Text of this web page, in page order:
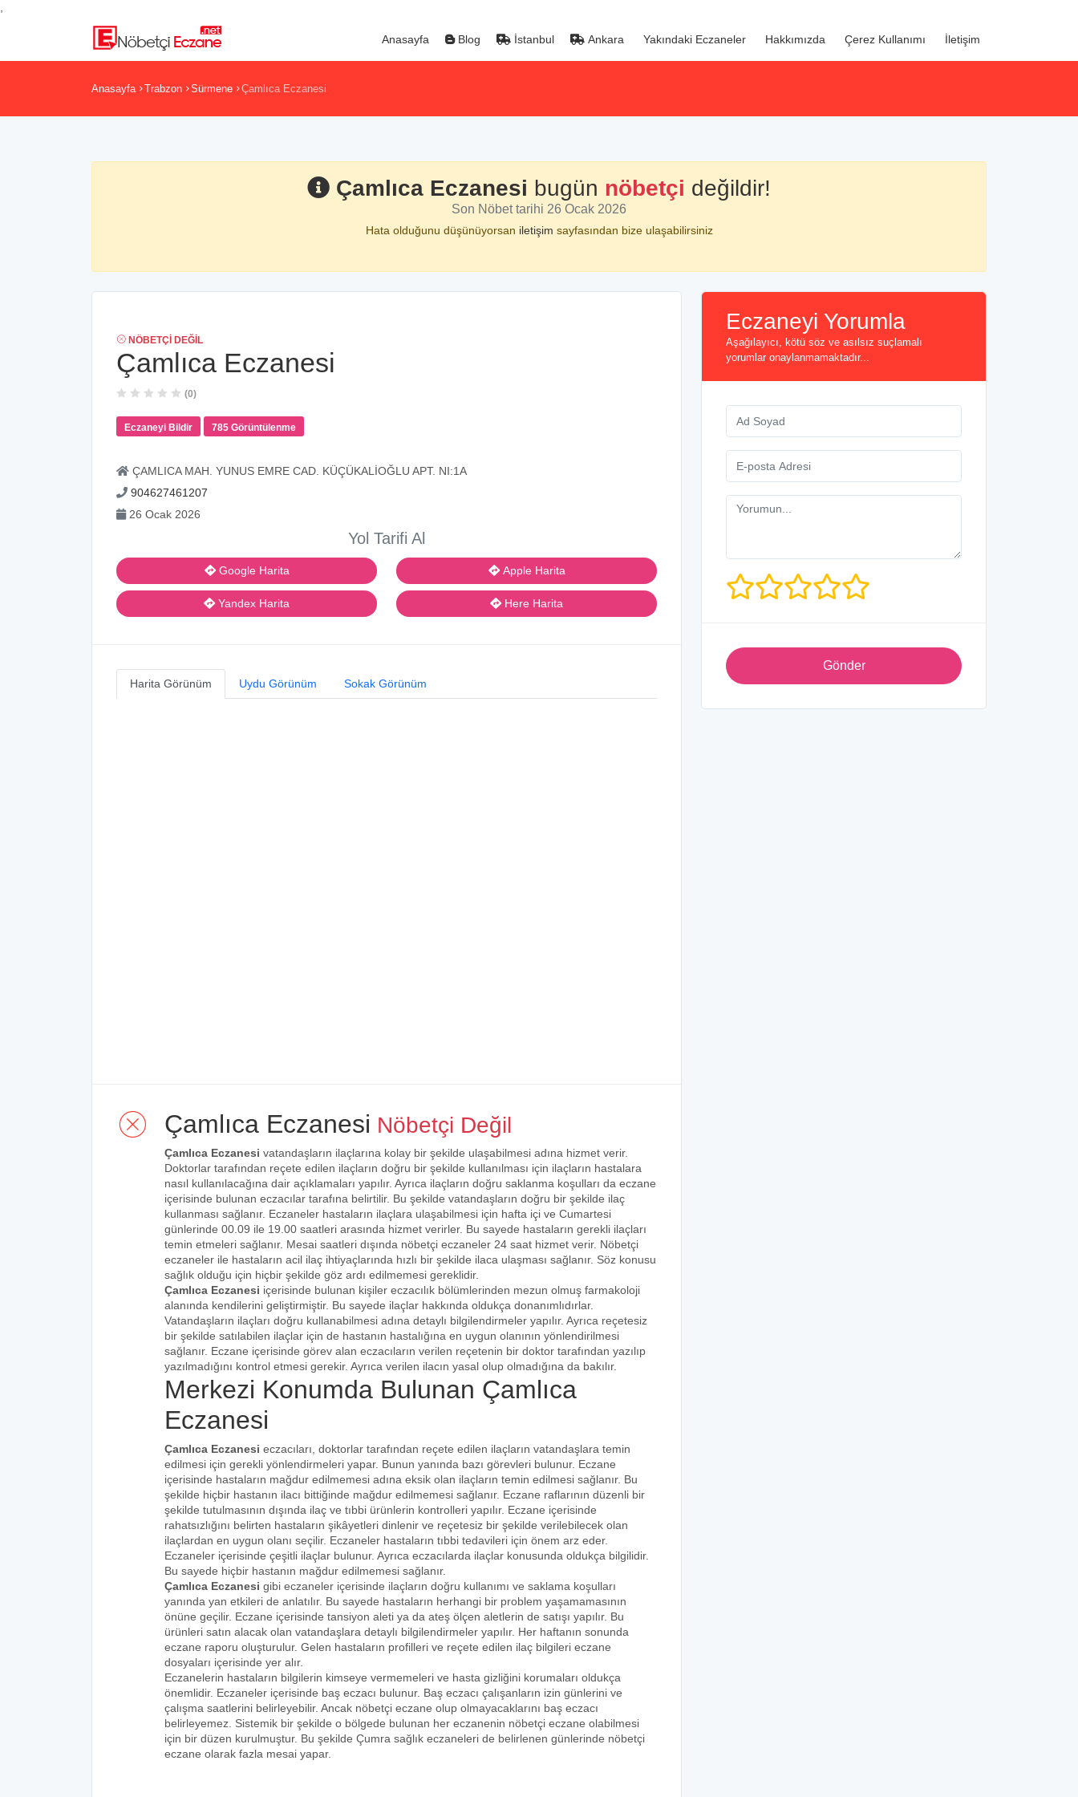
Anasayfa Blog İstanbul Ankara Yakındaki Eczaneler Hakkımızda Çerez Kullanımı İletişim
Anasayfa Trabzon Sürmene Çamlıca Eczanesi
Çamlıca Eczanesi bugün nöbetçi değildir!
Son Nöbet tarihi 26 Ocak 2026
Hata olduğunu düşünüyorsan iletişim sayfasından bize ulaşabilirsiniz
NÖBETÇI DEĞIL
Çamlıca Eczanesi
(0)
Eczaneyi Bildir 785 Görüntülenme
ÇAMLICA MAH. YUNUS EMRE CAD. KÜÇÜKALİOĞLU APT. NI:1A
904627461207
26 Ocak 2026
Yol Tarifi Al
Google Harita
Yandex Harita
Apple Harita
Here Harita
Harita Görünüm Uydu Görünüm Sokak Görünüm
Çamlıca Eczanesi Nöbetçi Değil
Çamlıca Eczanesi vatandaşların ilaçlarına kolay bir şekilde ulaşabilmesi adına hizmet verir.
Doktorlar tarafından reçete edilen ilaçların doğru bir şekilde kullanılması için ilaçların hastalara
nasıl kullanılacağına dair açıklamaları yapılır. Ayrıca ilaçların doğru saklanma koşulları da eczane
içerisinde bulunan eczacılar tarafına belirtilir. Bu şekilde vatandaşların doğru bir şekilde ilaç
kullanması sağlanır. Eczaneler hastaların ilaçlara ulaşabilmesi için hafta içi ve Cumartesi
günlerinde 00.09 ile 19.00 saatleri arasında hizmet verirler. Bu sayede hastaların gerekli ilaçları
temin etmeleri sağlanır. Mesai saatleri dışında nöbetçi eczaneler 24 saat hizmet verir. Nöbetçi
eczaneler ile hastaların acil ilaç ihtiyaçlarında hızlı bir şekilde ilaca ulaşması sağlanır. Söz konusu
sağlık olduğu için hiçbir şekilde göz ardı edilmemesi gereklidir.
Çamlıca Eczanesi içerisinde bulunan kişiler eczacılık bölümlerinden mezun olmuş farmakoloji
alanında kendilerini geliştirmiştir. Bu sayede ilaçlar hakkında oldukça donanımlıdırlar.
Vatandaşların ilaçları doğru kullanabilmesi adına detaylı bilgilendirmeler yapılır. Ayrıca reçetesiz
bir şekilde satılabilen ilaçlar için de hastanın hastalığına en uygun olanının yönlendirilmesi
sağlanır. Eczane içerisinde görev alan eczacıların verilen reçetenin bir doktor tarafından yazılıp
yazılmadığını kontrol etmesi gerekir. Ayrıca verilen ilacın yasal olup olmadığına da bakılır.
Merkezi Konumda Bulunan Çamlıca
Eczanesi
Çamlıca Eczanesi eczacıları, doktorlar tarafından reçete edilen ilaçların vatandaşlara temin
edilmesi için gerekli yönlendirmeleri yapar. Bunun yanında bazı görevleri bulunur. Eczane
içerisinde hastaların mağdur edilmemesi adına eksik olan ilaçların temin edilmesi sağlanır. Bu
şekilde hiçbir hastanın ilacı bittiğinde mağdur edilmemesi sağlanır. Eczane raflarının düzenli bir
şekilde tutulmasının dışında ilaç ve tıbbi ürünlerin kontrolleri yapılır. Eczane içerisinde
rahatsızlığını belirten hastaların şikâyetleri dinlenir ve reçetesiz bir şekilde verilebilecek olan
ilaçlardan en uygun olanı seçilir. Eczaneler hastaların tıbbi tedavileri için önem arz eder.
Eczaneler içerisinde çeşitli ilaçlar bulunur. Ayrıca eczacılarda ilaçlar konusunda oldukça bilgilidir.
Bu sayede hiçbir hastanın mağdur edilmemesi sağlanır.
Çamlıca Eczanesi gibi eczaneler içerisinde ilaçların doğru kullanımı ve saklama koşulları
yanında yan etkileri de anlatılır. Bu sayede hastaların herhangi bir problem yaşamamasının
önüne geçilir. Eczane içerisinde tansiyon aleti ya da ateş ölçen aletlerin de satışı yapılır. Bu
ürünleri satın alacak olan vatandaşlara detaylı bilgilendirmeler yapılır. Her haftanın sonunda
eczane raporu oluşturulur. Gelen hastaların profilleri ve reçete edilen ilaç bilgileri eczane
dosyaları içerisinde yer alır.
Eczanelerin hastaların bilgilerin kimseye vermemeleri ve hasta gizliğini korumaları oldukça
önemlidir. Eczaneler içerisinde baş eczacı bulunur. Baş eczacı çalışanların izin günlerini ve
çalışma saatlerini belirleyebilir. Ancak nöbetçi eczane olup olmayacaklarını baş eczacı
belirleyemez. Sistemik bir şekilde o bölgede bulunan her eczanenin nöbetçi eczane olabilmesi
için bir düzen kurulmuştur. Bu şekilde Çumra sağlık eczaneleri de belirlenen günlerinde nöbetçi
eczane olarak fazla mesai yapar.
Eczaneyi Yorumla
Aşağılayıcı, kötü söz ve asılsız suçlamalı
yorumlar onaylanmamaktadır...
Gönder